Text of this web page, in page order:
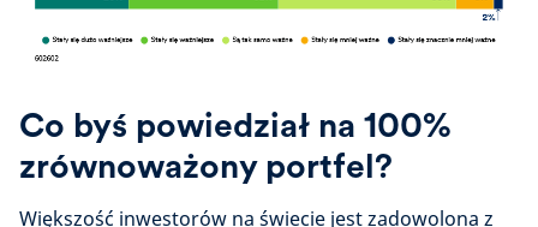
Co byś powiedział na 100%
zrównoważony portfel?
Większość inwestorów na świecie jest zadowolona z